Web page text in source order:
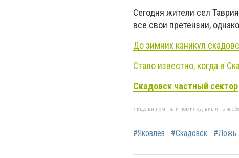
Сегодня жители сел
все свои претензии,
До зимних каникул
Стало известно, когда в
Скадовск частный сектор
Якщо ви помітили помилку, виділіть
#Яковлев #Скадовск #Ложь